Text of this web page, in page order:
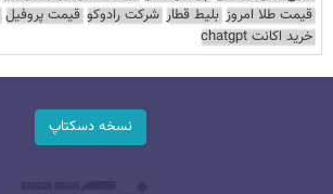
قیمت طلا امروز بلیط قطار شرکت رادوکو قیمت پروفیل
خرید اکانت chatgpt
نسخه دسکتاپ